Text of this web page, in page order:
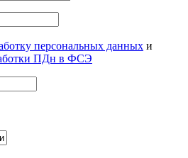
персональных данных и
ПДн в ФСЭ